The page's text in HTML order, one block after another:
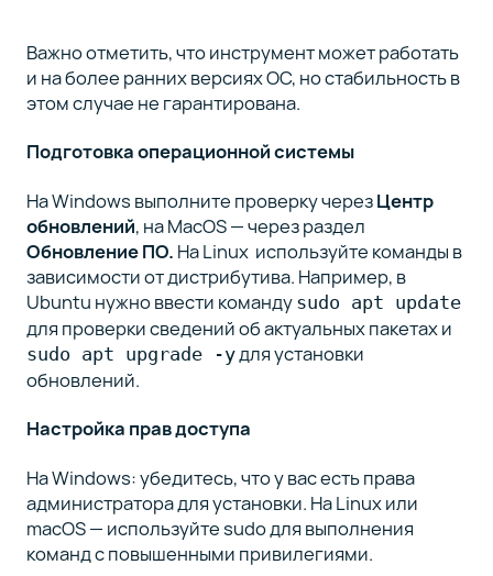
Важно отметить, что инструмент может работать
и на более ранних версиях ОС, но стабильность в
этом случае не гарантирована.
Подготовка операционной системы
На Windows выполните проверку черезЦентр
обновлений, на MacOS — через раздел
Обновление ПО. На Linux используйте команды в
зависимости от дистрибутива. Например, в
Ubuntu нужно ввести команду sudo apt update
для проверки сведений об актуальных пакетах и
sudo apt upgrade -yдля установки
обновлений.
Настройка прав доступа
На Windows: убедитесь, что у вас есть права
администратора для установки. На Linux или
macOS — используйте sudo для выполнения
команд с повышенными привилегиями.